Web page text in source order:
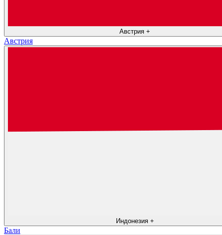
Австрия +
Австрия
Индонезия +
Бали